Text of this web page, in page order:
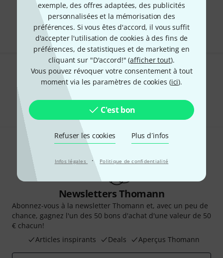
exemple, des offres adaptées, des publicités
personnalisées et la mémorisation des
préférences. Si vous êtes d'accord, il vous suffit
d'accepter l'utilisation de cookies à des fins de
préférences, de statistiques et de marketing en
cliquant sur "D'accord!" (afficher tout).
Vous pouvez révoquer votre consentement à tout
moment via les paramètres de cookies (ici).
C'est bon
Refuser les cookies Plus d´infos
Infos légales · Politique de confidentialité
Envoi gratuit à partir de 69 €
Les prix sont indiqués avec TVA comprise
Aimez-vous ce que vous voyez ?
Partager Aide et commentaires
Newsletters Thomann
Abonnez-vous à la newsletter Thomann et, avec un peu de
chance, gagnez l'un des 50 bons d'achat d'une valeur de 50
€ chacun!
Articles inspirants
Deals Aperçus Thomann